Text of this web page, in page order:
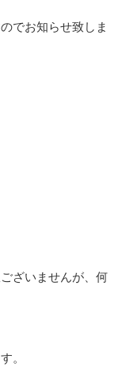
でお知らせ致しま
ざいませんが、何
。